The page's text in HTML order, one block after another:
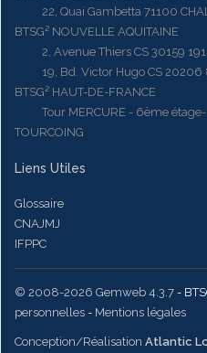
22, Quai Gambetta 71100
BTSG² NOUVELLE AQUITAINE
2, Avenue Thiers CS 30159
19, Bd. Victor Hugo CS 20206
BTSG² HAUT-DE-FRANCE
Tour MERCURE - 6ème étage-
TOURCOING
Liens Utiles
Glossaire
CNAJMJ
IFPPC
© 2008-2026 Gemweb 4.3.7 -
personnelles - Mentions légales
Conception/Réalisation Atlantic